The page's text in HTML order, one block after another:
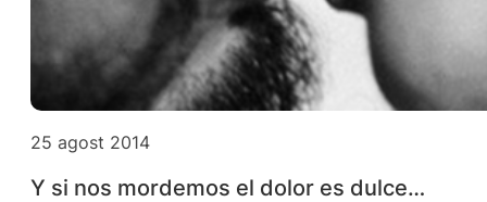
25 agost 2014
Y si nos mordemos el dolor es dulce…